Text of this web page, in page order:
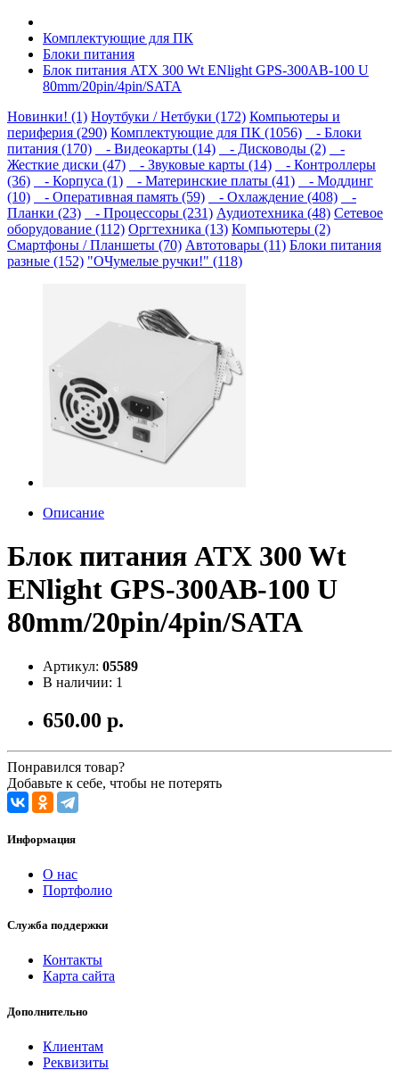
Комплектующие для ПК
Блоки питания
Блок питания ATX 300 Wt ENlight GPS-300AB-100 U
80mm/20pin/4pin/SATA
Новинки! (1) Ноутбуки / Нетбуки (172) Компьютеры и
периферия (290) Комплектующие для ПК (1056)
- Блоки
питания (170)
- Видеокарты (14) - Дисководы (2)
-
Жесткие диски (47)
- Звуковые карты (14)
- Контроллеры
(36)
- Корпуса (1) - Материнские платы (41)
- Моддинг
(10)
- Оперативная память (59) - Охлаждение (408)
-
Планки (23)
- Процессоры (231) Аудиотехника (48) Сетевое
оборудование (112) Оргтехника (13) Компьютеры (2)
Смартфоны / Планшеты (70) Автотовары (11) Блоки питания
разные (152) "ОЧумелые ручки!" (118)
Описание
Блок питания ATX 300 Wt
ENlight GPS-300AB-100 U
80mm/20pin/4pin/SATA
Артикул: 05589
В наличии: 1
650.00 р.
Понравился товар?
Добавьте к себе, чтобы не потерять
Информация
О нас
Портфолио
Служба поддержки
Контакты
Карта сайта
Дополнительно
Клиентам
Реквизиты